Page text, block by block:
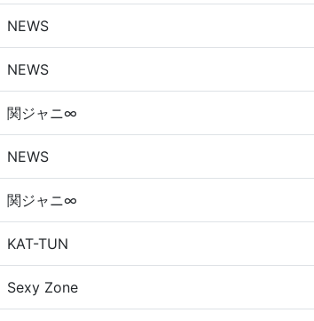
NEWS
NEWS
関ジャニ∞
NEWS
関ジャニ∞
KAT-TUN
Sexy Zone